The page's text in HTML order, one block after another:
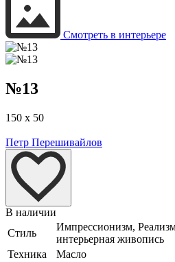
Смотреть в интерьере
№13
150 x 50
Петр Перешивайлов
В наличии
Стиль
Импрессионизм,
интерьерная живопись
Техника
Масло